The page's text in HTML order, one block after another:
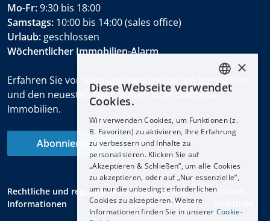
Mo-Fr:9:30 bis 18:00
Samstags: 10:00 bis 14:00 (sales office)
Urlaub: geschlossen
Wöchentlicher Immobilien-Alarm
Erfahren Sie vor allen anderen von neuen Immobilien
und den neuesten Nachrichten über Marbella
Immobilien.
Abonnieren
Rechtliche und regulatorische
Informationen
Datenschutz-
Bestimmungen
Cookie-
ENGLISH
DEUTSCH
NEDERLANDS
×
Diese Webseite verwendet
Cookies.
Wir verwenden Cookies, um Funktionen (z.
B. Favoriten) zu aktivieren, Ihre Erfahrung
zu verbessern und Inhalte zu
personalisieren. Klicken Sie auf
„Akzeptieren & Schließen“, um alle Cookies
zu akzeptieren, oder auf „Nur essenzielle“,
um nur die unbedingt erforderlichen
Cookies zu akzeptieren. Weitere
Informationen finden Sie in unserer Cookie-